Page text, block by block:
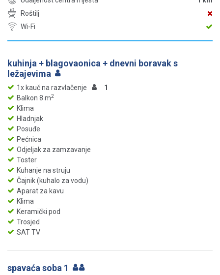
Roštilj
Wi-Fi
kuhinja + blagovaonica + dnevni boravak s
ležajevima
1x kauč na razvlačenje
1
Balkon 8 m2
Klima
Hladnjak
Posuđe
Pećnica
Odjeljak za zamzavanje
Toster
Kuhanje na struju
Čajnik (kuhalo za vodu)
Aparat za kavu
Klima
Keramički pod
Trosjed
SAT TV
spavaća soba 1